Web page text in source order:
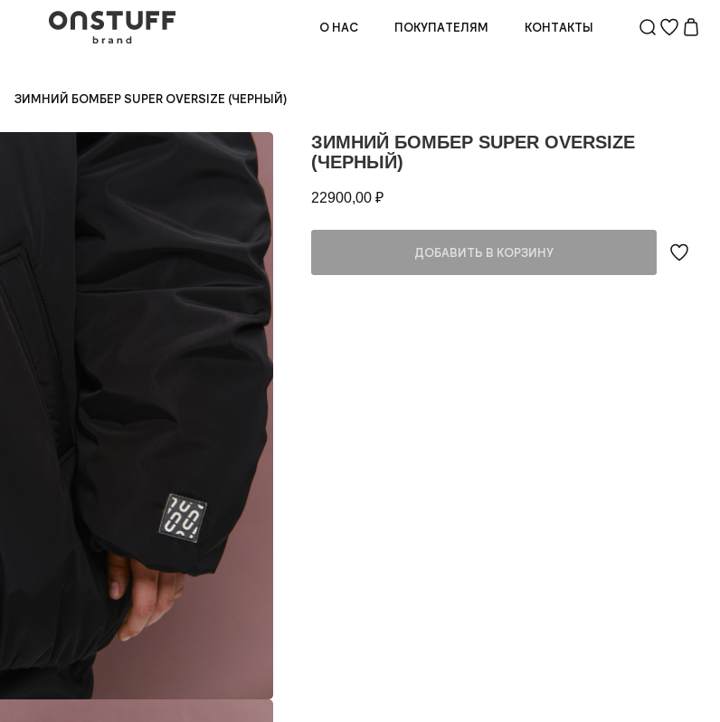
О НАС ПОКУПАТЕЛЯМ КОНТАКТЫ
ЗИМНИЙ БОМБЕР SUPER OVERSIZE (ЧЕРНЫЙ)
ЗИМНИЙ БОМБЕР SUPER OVERSIZE
(ЧЕРНЫЙ)
22900,00 ₽
ДОБАВИТЬ В КОРЗИНУ